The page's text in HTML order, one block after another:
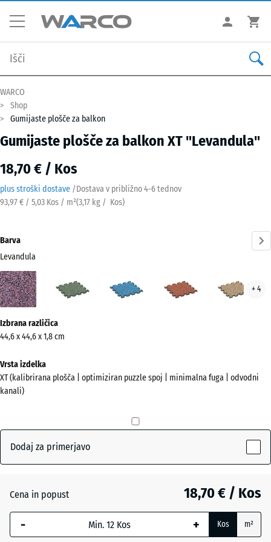
WARCO
Shop
Gumijaste plošče za balkon
Gumijaste plošče za balkon XT "Levandula"
18,70 € / Kos
plus stroški dostave /Dostava v približno4-6 tednov
93,97 € / 5,03 Kos / m²(3,17 kg / Kos)
Barva
Levandula
Levandula
(active)
+ 4
informacij
o
barvah?
Prikaži
barvno
(active)
trata
Atlantik
Izbrana različica
44,6 x 44,6 x 1,8 cm
Vrsta izdelka
XT (kalibrirana plošča | optimiziran puzzle spoj | minimalna fuga | odvodni
kanali)
Dodaj za primerjavo
Cena in popust 18,70 € / Kos
- + Kos m²